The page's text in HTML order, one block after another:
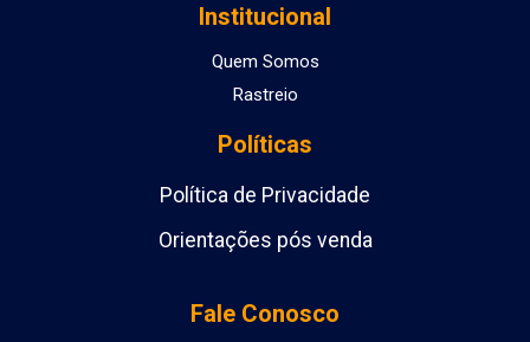
Institucional
Quem Somos
Rastreio
Políticas
Política de Privacidade
Orientações pós venda
Fale Conosco